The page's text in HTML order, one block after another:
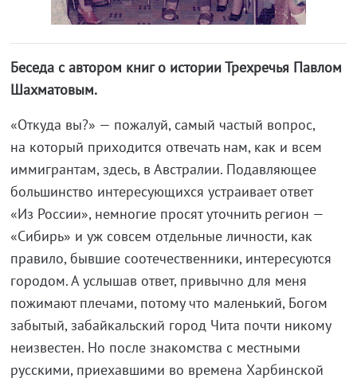
Беседа с автором книг о истории Трехречья Павлом
Шахматовым.
«Откуда вы?» — пожалуй, самый частый вопрос,
на который приходится отвечать нам, как и всем
иммигрантам, здесь, в Австралии. Подавляющее
большинство интересующихся устраивает ответ
«Из России», немногие просят уточнить регион —
«Сибирь» и уж совсем отдельные личности, как
правило, бывшие соотечественники, интересуются
городом. А услышав ответ, привычно для меня
пожимают плечами, потому что маленький, Богом
забытый, забайкальский город Чита почти никому
неизвестен. Но после знакомства с местными
русскими, приехавшими во времена Харбинской